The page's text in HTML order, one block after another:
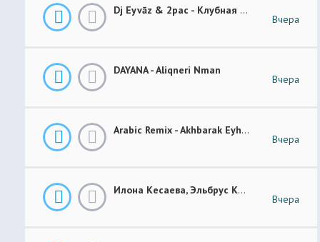
Dj Eyvāz & 2pac - Клубная Музыка “ Luxury Money “ Club Remix (BASS BOOSTED)
Вчера
DAYANA - Aliqneri Nman
Вчера
Arabic Remix - Akhbarak Eyh (Prod. Elsen Pro)
Вчера
Илона Кесаева, Эльбрус Кесаев - Поздняя Любовь Премьера Трека 2026
Вчера